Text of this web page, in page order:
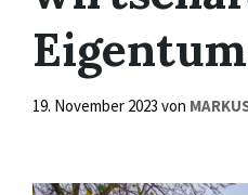
19. November 2023 von